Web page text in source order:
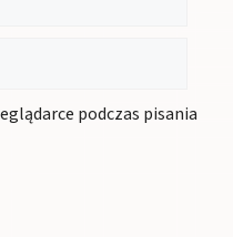
podczas pisania